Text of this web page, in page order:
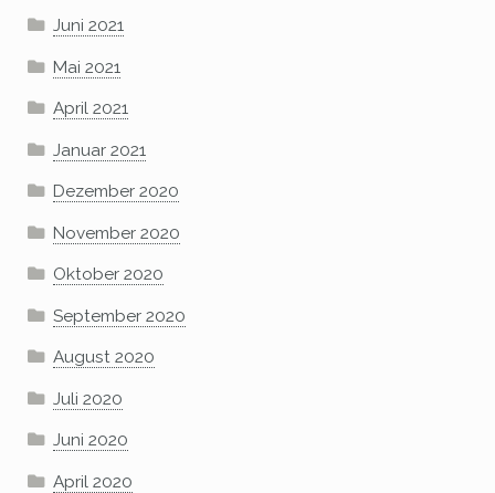
Juni 2021
Mai 2021
April 2021
Januar 2021
Dezember 2020
November 2020
Oktober 2020
September 2020
August 2020
Juli 2020
Juni 2020
April 2020